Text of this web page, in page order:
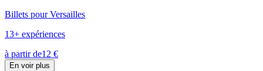
Billets pour Versailles
13+ expériences
à partir de12 €
En voir plus